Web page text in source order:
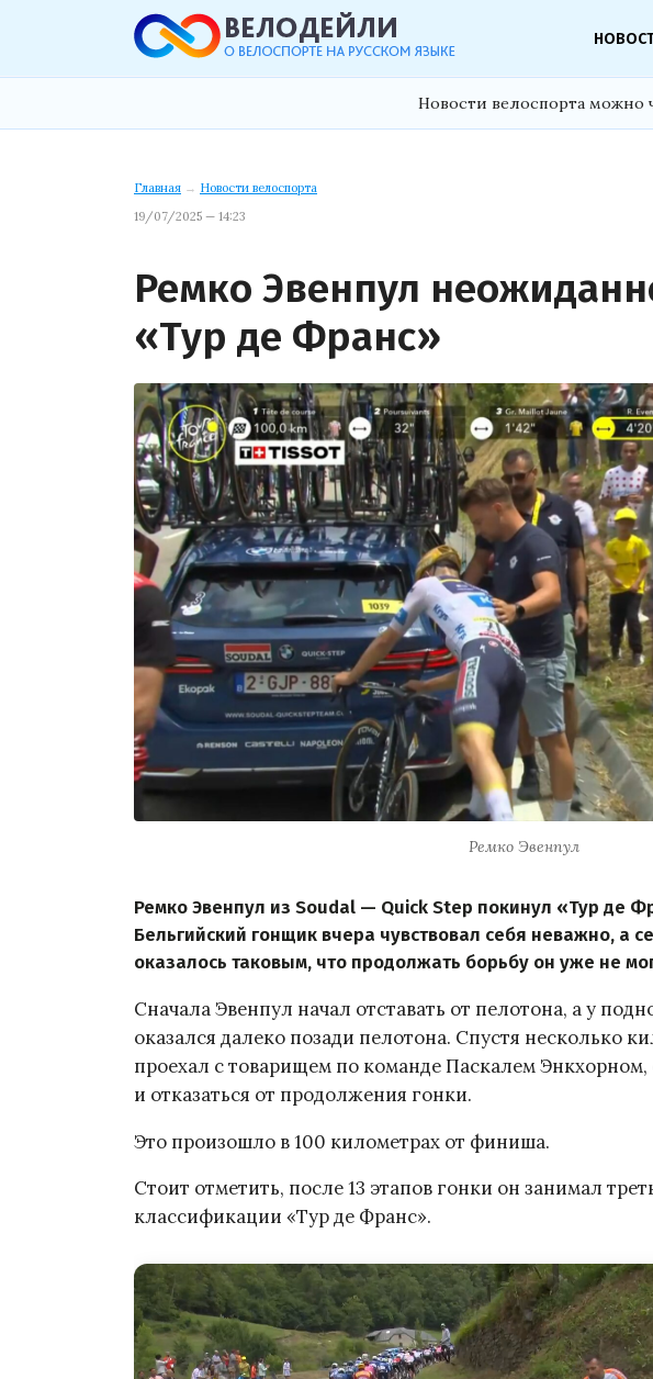
Новости велоспорта можно
Главная → Новости велоспорта
19/07/2025 — 14:23
Ремко Эвенпул
«Тур де Франс»
Ремко Эвенпул
Ремко Эвенпул из Soudal — Quick Step покинул «Тур де
Бельгийский гонщик вчера чувствовал себя неважно, а
оказалось таковым, что продолжать борьбу он уже не
Сначала Эвенпул начал отставать от пелотона, а у
оказался далеко позади пелотона. Спустя несколько
проехал с товарищем по команде Паскалем
и отказаться от продолжения гонки.
Это произошло в 100 километрах от финиша.
Стоит отметить, после 13 этапов гонки он занимал
классификации «Тур де Франс».